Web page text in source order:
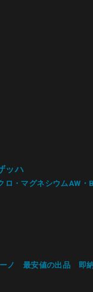
ッハ
ロ・マグネシウムAW・
ーノ 最安値の出品 即